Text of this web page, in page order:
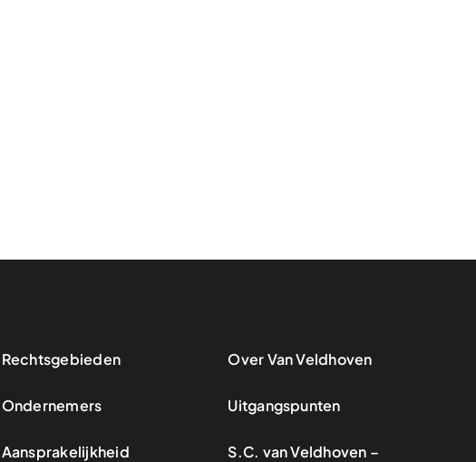
Rechtsgebieden
Ondernemers
Aansprakelijkheid
Over Van Veldhoven
Uitgangspunten
S.C. van Veldhoven –